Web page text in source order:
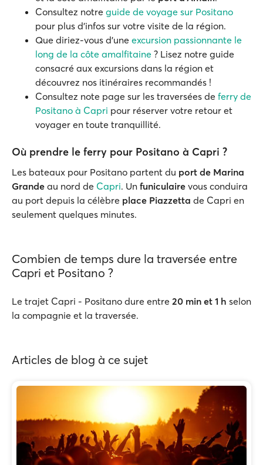
Consultez notre guide de voyage sur Positano
pour plus d’infos sur votre visite de la région.
Que diriez-vous d'une excursion passionnante le
long de la côte amalfitaine ? Lisez notre guide
consacré aux excursions dans la région et
découvrez nos itinéraires recommandés !
Consultez note page sur les traversées de ferry de
Positano à Capri pour réserver votre retour et
voyager en toute tranquillité.
Où prendre le ferry pour Positano à Capri ?
Les bateaux pour Positano partent du port de Marina
Grande au nord de Capri. Un funiculaire vous conduira
au port depuis la célèbre place Piazzetta de Capri en
seulement quelques minutes.
Combien de temps dure la traversée entre
Capri et Positano ?
Le trajet Capri - Positano dure entre 20 min et 1 h selon
la compagnie et la traversée.
Articles de blog à ce sujet